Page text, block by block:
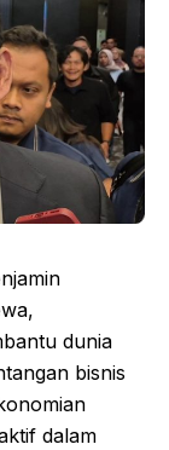
dunia
bisnis
dalam